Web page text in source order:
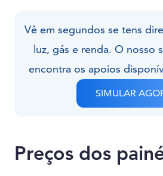
Vê em segundos se tens
luz, gás e renda. O nosso
encontra os apoios
SIMULAR
Preços dos